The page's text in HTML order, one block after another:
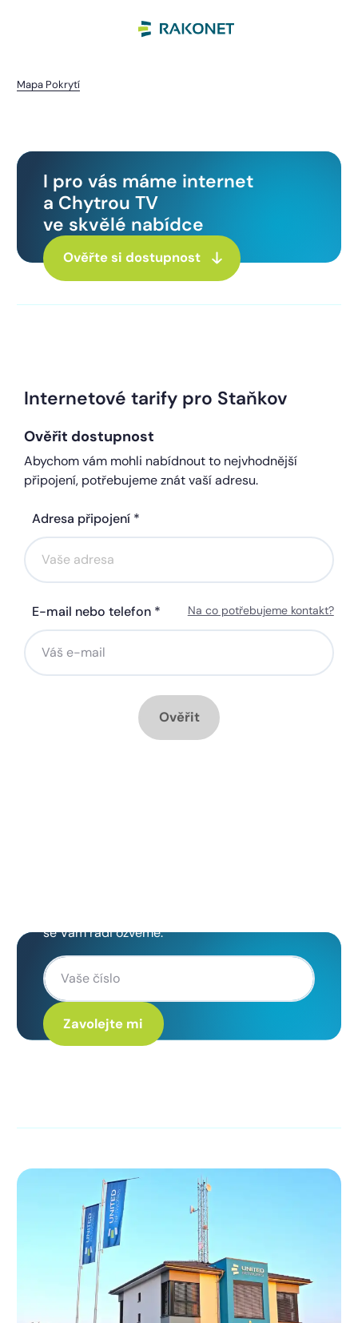
Mapa Pokrytí
I pro vás máme internet
a Chytrou TV
ve skvělé nabídce
Ověřte si dostupnost
Internetové tarify pro Staňkov
Ověřit dostupnost
Abychom vám mohli nabídnout to nejvhodnější
připojení, potřebujeme znát vaší adresu.
Adresa připojení *
E-mail nebo telefon * Na co potřebujeme kontakt?
Ověřit
se Vám rádi ozveme.